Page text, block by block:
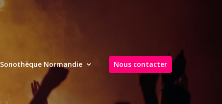
Sonothèque Normandie Nous contacter